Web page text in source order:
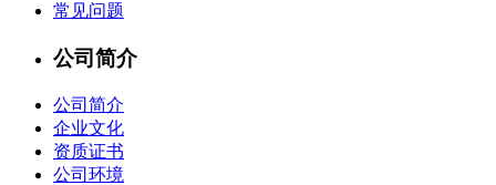
常见问题
公司简介
公司简介
企业文化
资质证书
公司环境